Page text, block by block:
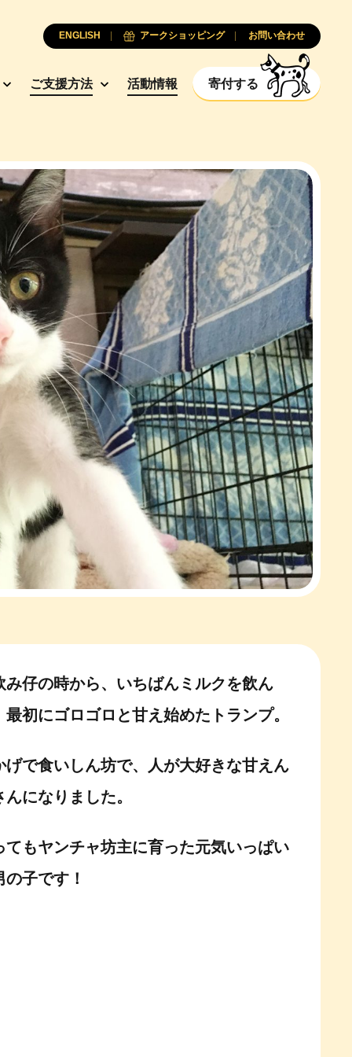
ご支援方法 活動情報 寄付する
ENGLISH アークショッピング お問い合わせ
み仔の時から、いちばんミルクを飲ん
最初にゴロゴロと甘え始めたトランプ。
げで食いしん坊で、人が大好きな甘えん
んになりました。
てもヤンチャ坊主に育った元気いっぱい
の子です！